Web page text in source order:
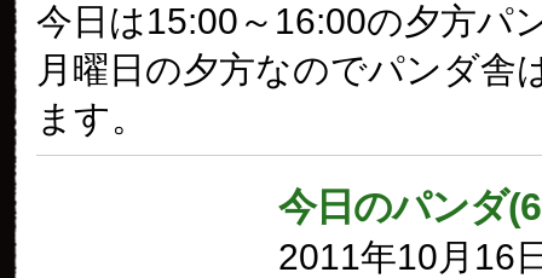
今日は15:00～16:00の夕方パ
月曜日の夕方なのでパンダ舎
ます。
今日のパンダ
2011年10月16